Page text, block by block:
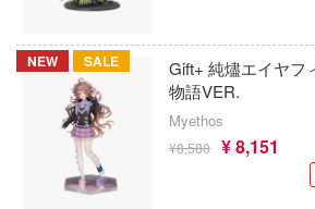
NEW SALE
Gift+ 純燼エイヤフ
物語VER.
Myethos
¥8,580 ¥ 8,151
宇崎ちゃんは
宇宙の騎士テ
VALKYRIE
がこんなに可愛いわけがない
ンキング
天使様にいつの間にか駄目人間にされ